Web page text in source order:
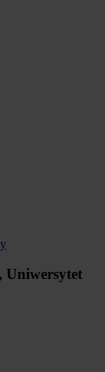
Uniwersytet